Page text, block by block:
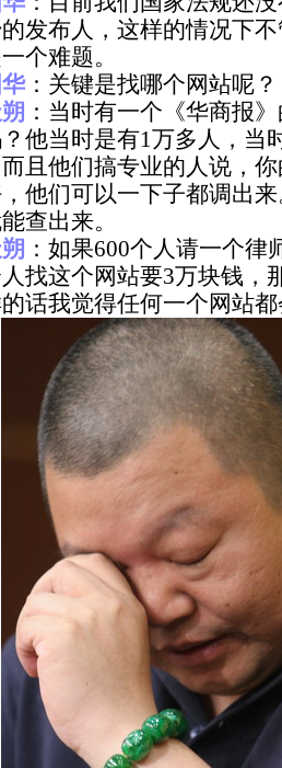
发布人，这样的情况下
个难题。
：关键是找哪个网站呢？
：当时有一个《华商报
他当时是有1万多人，当
且他们搞专业的人说，
他们可以一下子都调出
查出来。
：如果600个人请一个
找这个网站要3万块钱，
话我觉得任何一个网站